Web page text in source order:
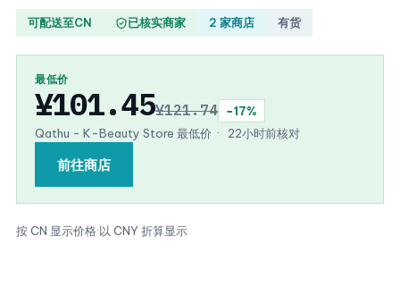
可配送至CN 已核实商家 2 家商店 有货
最低价
¥101.45¥121.74
−17%
Qathu - K-Beauty Store 最低价 · 22小时前核对
前往商店
按 CN 显示价格·以 CNY 折算显示